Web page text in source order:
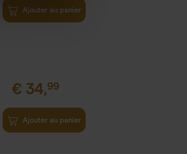
Ajouter au panier
€ 34,99
Ajouter au panier